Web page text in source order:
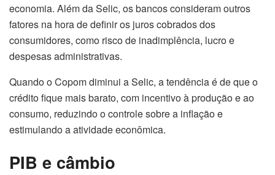
economia. Além da Selic, os bancos consideram outros
fatores na hora de definir os juros cobrados dos
consumidores, como risco de inadimplência, lucro e
despesas administrativas.
Quando o Copom diminui a Selic, a tendência é de que o
crédito fique mais barato, com incentivo à produção e ao
consumo, reduzindo o controle sobre a inflação e
estimulando a atividade econômica.
PIB e câmbio